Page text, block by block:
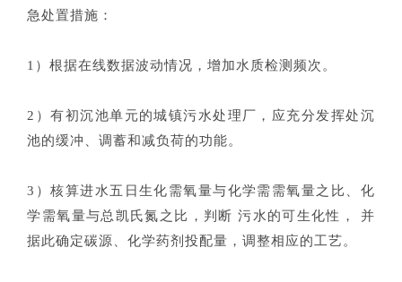
急处置措施：
1）根据在线数据波动情况，增加水质检测频次。
2）有初沉池单元的城镇污水处理厂，应充分发挥处沉
池的缓冲、调蓄和减负荷的功能。
3）核算进水五日生化需氧量与化学需需氧量之比、化
学需氧量与总凯氏氮之比，判断 污水的可生化性， 并
据此确定碳源、化学药剂投配量，调整相应的工艺。